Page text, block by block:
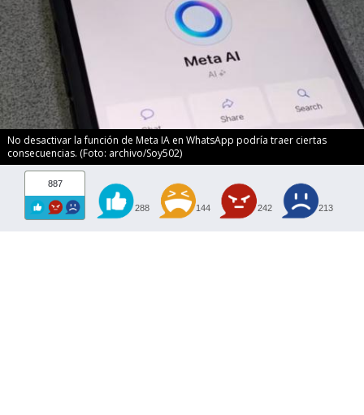
No desactivar la función de Meta IA en WhatsApp podría traer ciertas
consecuencias. (Foto: archivo/Soy502)
887
288 144 242 213